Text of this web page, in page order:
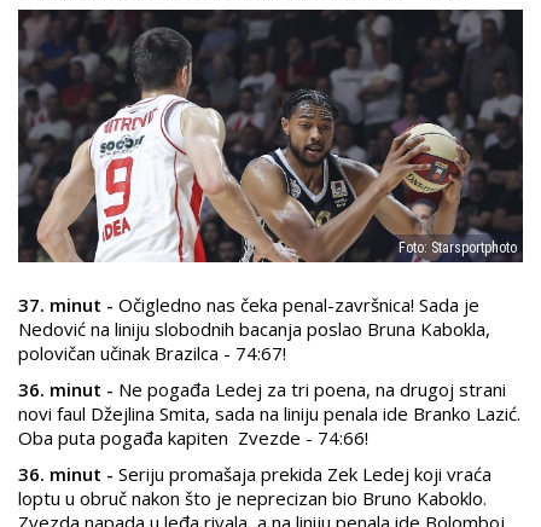
Foto: Starsportphoto
37. minut - Očigledno nas čeka penal-završnica! Sada je
Nedović na liniju slobodnih bacanja poslao Bruna Kabokla,
polovičan učinak Brazilca - 74:67!
36. minut - Ne pogađa Ledej za tri poena, na drugoj strani
novi faul Džejlina Smita, sada na liniju penala ide Branko Lazić.
Oba puta pogađa kapiten Zvezde - 74:66!
36. minut - Seriju promašaja prekida Zek Ledej koji vraća
loptu u obruč nakon što je neprecizan bio Bruno Kaboklo.